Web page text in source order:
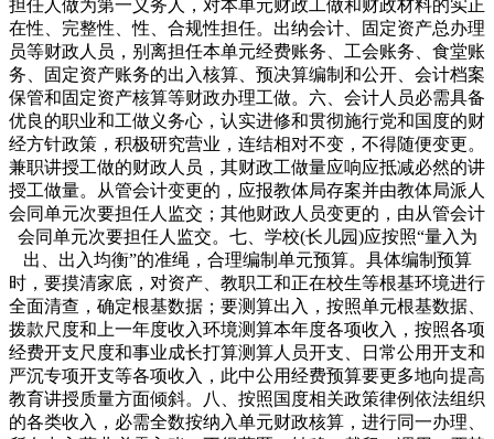
担任人做为第一义务人，对本单元财政工做和财政材料的实正
在性、完整性、性、合规性担任。出纳会计、固定资产总办理
员等财政人员，别离担任本单元经费账务、工会账务、食堂账
务、固定资产账务的出入核算、预决算编制和公开、会计档案
保管和固定资产核算等财政办理工做。六、会计人员必需具备
优良的职业和工做义务心，认实进修和贯彻施行党和国度的财
经方针政策，积极研究营业，连结相对不变，不得随便变更。
兼职讲授工做的财政人员，其财政工做量应响应抵减必然的讲
授工做量。从管会计变更的，应报教体局存案并由教体局派人
会同单元次要担任人监交；其他财政人员变更的，由从管会计
会同单元次要担任人监交。七、学校(长儿园)应按照“量入为
出、出入均衡”的准绳，合理编制单元预算。具体编制预算
时，要摸清家底，对资产、教职工和正在校生等根基环境进行
全面清查，确定根基数据；要测算出入，按照单元根基数据、
拨款尺度和上一年度收入环境测算本年度各项收入，按照各项
经费开支尺度和事业成长打算测算人员开支、日常公用开支和
严沉专项开支等各项收入，此中公用经费预算要更多地向提高
教育讲授质量方面倾斜。八、按照国度相关政策律例依法组织
的各类收入，必需全数按纳入单元财政核算，进行同一办理、